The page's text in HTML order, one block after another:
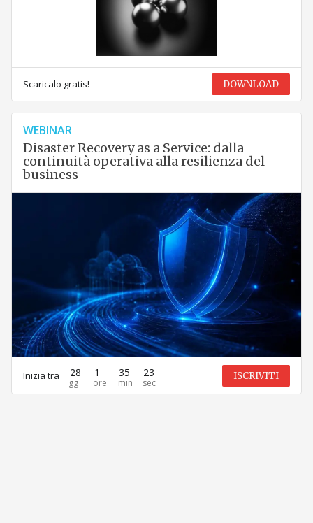
Scaricalo gratis! DOWNLOAD
WEBINAR
Disaster Recovery as a Service: dalla
continuità operativa alla resilienza del
business
Inizia tra 28 1 35 23 ISCRIVITI